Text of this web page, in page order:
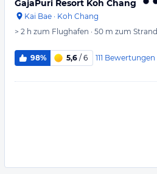
GajaPuri Resort Koh Chang
Kai Bae · Koh Chang
> 2 h zum Flughafen · 50 m zum Strand
98% 5,6 / 6 111 Bewertungen